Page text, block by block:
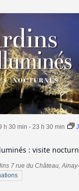
: visite
h 30 min - 23 h 30 min
7 rue du Château,